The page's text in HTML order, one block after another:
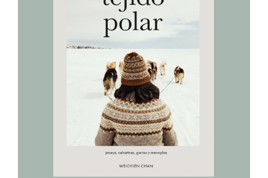
AÑADIR AL CARRITO
/